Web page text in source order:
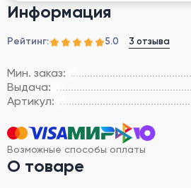
Информация
Рейтинг: 5.0 3 отзыва
Мин. заказ:
Выдача:
Артикул:
Возможные способы оплаты
О товаре